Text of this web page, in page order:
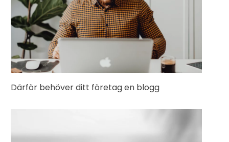
Därför behöver ditt företag en blogg